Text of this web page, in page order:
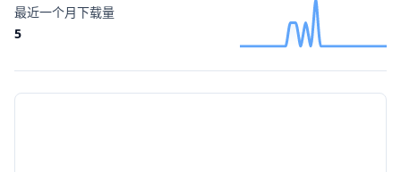
最近一个月下载量
5